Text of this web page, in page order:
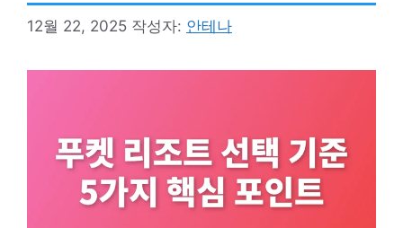
12월 22, 2025 작성자: 안테나